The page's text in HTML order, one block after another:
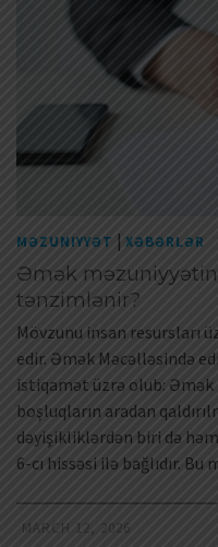
MƏZUNIYYƏT | XƏBƏRLƏR
Əmək
tənzimlənir?
Mövzunu insan resursları
edir. Əmək Məcəlləsində
istiqamət üzrə olub:
boşluqların aradan
dəyişikliklərdən biri də
6-cı hissəsi ilə bağlıdır. Bu
MARCH 12, 2026